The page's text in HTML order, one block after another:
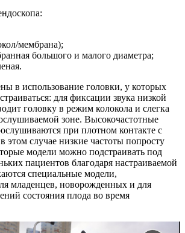
мембрана);
большого и малого диаметра;
в использование головки, у которых
для фиксации звука низкой
головку в режим колокола и слегка
зоне. Высокочастотные
при плотном контакте с
случае низкие частоты попросту
модели можно подстраивать под
пациентов благодаря настраиваемой
специальные модели,
младенцев, новорожденных и для
состояния плода во время